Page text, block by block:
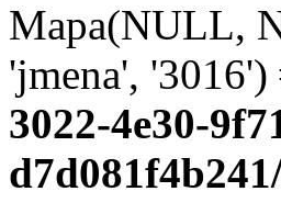
Mapa(NULL,
'jmena',
3022-4e30-